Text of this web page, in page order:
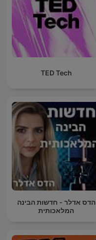
TED Tech
הדס אדלר - חדשות הבינה
המלאכותית